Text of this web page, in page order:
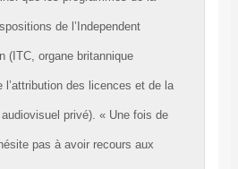
violé les dispositions de l’Independent
Commission (ITC, organe britannique
chargé de l’attribution des licences et de
de l’espace audiovisuel privé). « Une fois de
tunisien n’hésite pas à avoir recours aux